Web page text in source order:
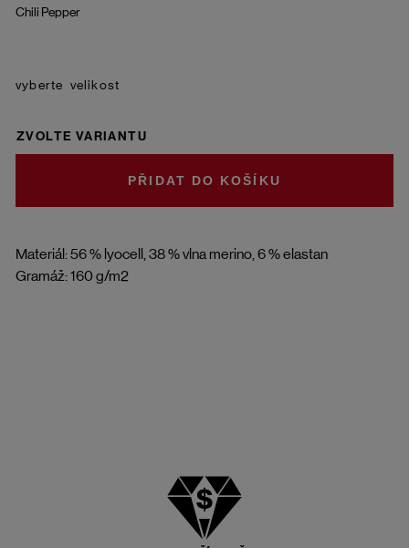
Chili Pepper
Materiál: 56 % lyocell, 38 % vlna merino, 6 % elastan
Gramáž: 160 g/m2
velikost
ZVOLTE VARIANTU
DO KOŠÍKU